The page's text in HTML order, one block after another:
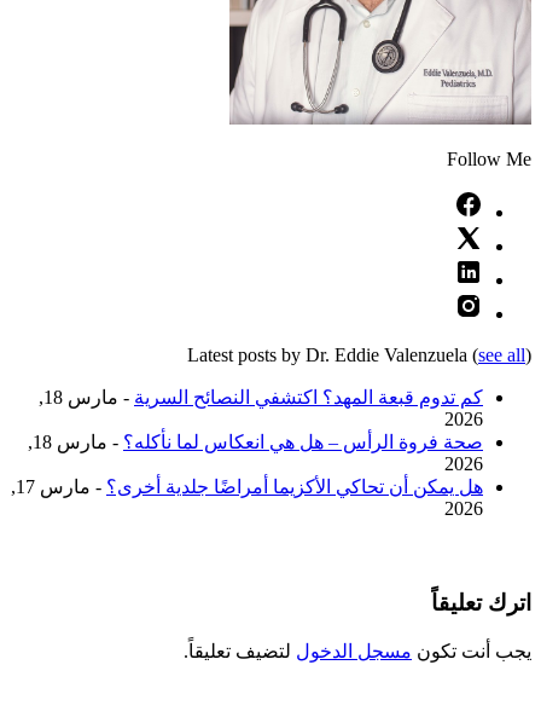
Follow Me
Latest posts by Dr. Eddie Valenzuela (see all)
كم تدوم قبعة المهد؟ اكتشفي النصائح السرية
- مارس 18,
2026
صحة فروة الرأس – هل هي انعكاس لما نأكله؟
- مارس 18,
2026
هل يمكن أن تحاكي الأكزيما أمراضًا جلدية أخرى؟
- مارس 17,
2026
اترك تعليقاً
يجب أنت تكون مسجل الدخول لتضيف تعليقاً.